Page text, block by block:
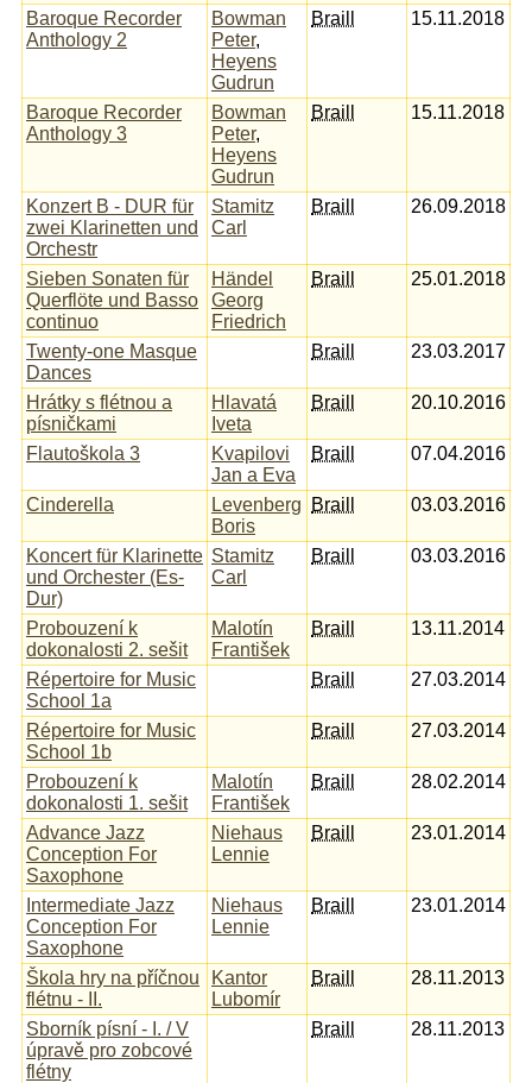
Baroque Recorder
Anthology 2
Bowman
Peter,
Heyens
Gudrun
Braill 15.11.2018
Baroque Recorder
Anthology 3
Bowman
Peter,
Heyens
Gudrun
Braill 15.11.2018
Konzert B - DUR für
zwei Klarinetten und
Orchestr
Stamitz
Carl
Braill 26.09.2018
Sieben Sonaten für
Querflöte und Basso
continuo
Händel
Georg
Friedrich
Braill 25.01.2018
Twenty-one Masque
Dances
Braill 23.03.2017
Hrátky s flétnou a
písničkami
Hlavatá
Iveta
Braill 20.10.2016
Flautoškola 3
Kvapilovi
Jan a Eva
Braill 07.04.2016
Cinderella
Levenberg
Boris
Braill 03.03.2016
Koncert für Klarinette
und Orchester (Es-
Dur)
Stamitz
Carl
Braill 03.03.2016
Probouzení k
dokonalosti 2. sešit
Malotín
František
Braill 13.11.2014
Répertoire for Music
School 1a
Braill 27.03.2014
Répertoire for Music
School 1b
Braill 27.03.2014
Probouzení k
dokonalosti 1. sešit
Malotín
František
Braill 28.02.2014
Advance Jazz
Conception For
Saxophone
Niehaus
Lennie
Braill 23.01.2014
Intermediate Jazz
Conception For
Saxophone
Niehaus
Lennie
Braill 23.01.2014
Škola hry na příčnou
flétnu - II.
Kantor
Lubomír
Braill 28.11.2013
Sborník písní - I. / V
úpravě pro zobcové
flétny
Braill 28.11.2013